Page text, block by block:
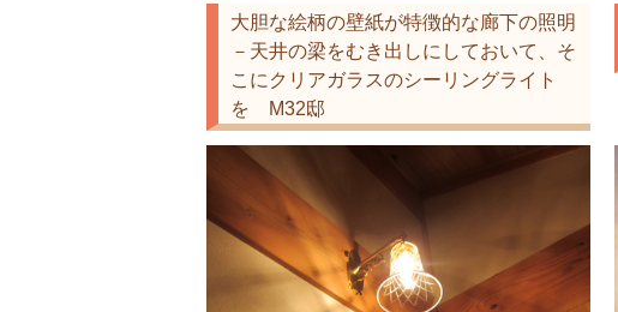
大胆な絵柄の壁紙が特徴的な廊下の照明
－天井の梁をむき出しにしておいて、そ
こにクリアガラスのシーリングライト
を M32邸